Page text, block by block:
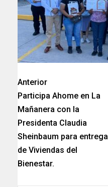
Anterior
Participa Ahome en La
Mañanera con la
Presidenta Claudia
Sheinbaum para entrega
de Viviendas del
Bienestar.